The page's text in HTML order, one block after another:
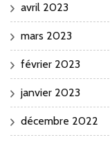
avril 2023
mars 2023
février 2023
janvier 2023
décembre 2022